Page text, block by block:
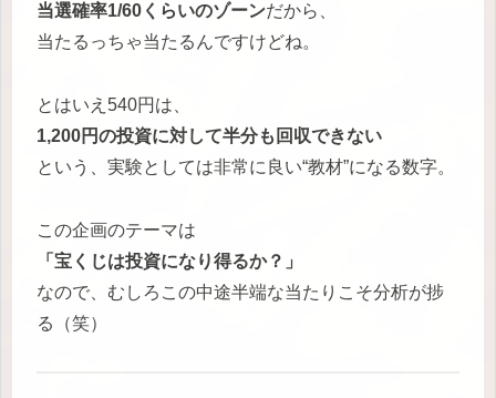
当選確率1/60くらいのゾーンだから、
当たるっちゃ当たるんですけどね。
とはいえ540円は、
1,200円の投資に対して半分も回収できない
という、実験としては非常に良い“教材”になる数字。
この企画のテーマは
「宝くじは投資になり得るか？」
なので、むしろこの中途半端な当たりこそ分析が捗
る（笑）